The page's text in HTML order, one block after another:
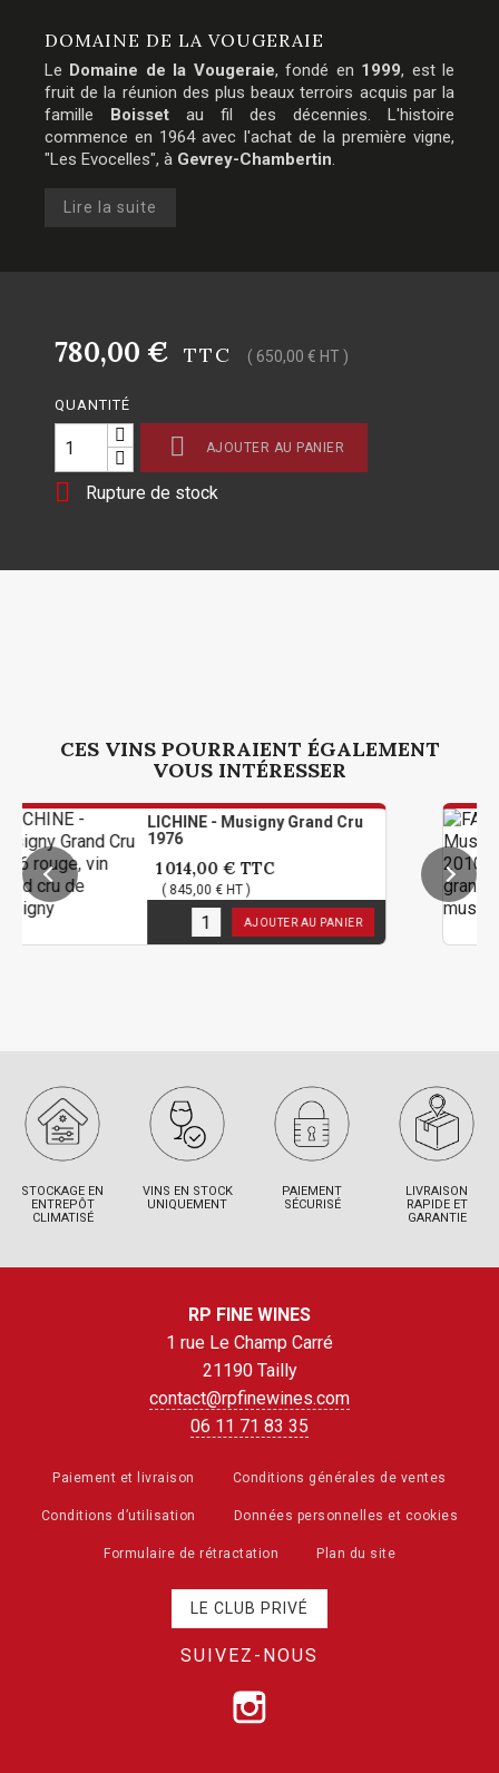
DOMAINE DE LA VOUGERAIE
Le Domaine de la Vougeraie, fondé en 1999, est le
fruit de la réunion des plus beaux terroirs acquis par la
famille Boisset au fil des décennies. L'histoire
commence en 1964 avec l'achat de la première vigne,
"Les Evocelles", à Gevrey-Chambertin.
Lire la suite
780,00 € TTC ( 650,00 € HT )
QUANTITÉ
 AJOUTER AU PANIER
 Rupture de stock
CES VINS POURRAIENT ÉGALEMENT
VOUS INTÉRESSER
LICHINE - Musigny Grand Cru
1976
1 014,00 €
( 845,00 € HT )
1en stock AJOUTER AU PANIER
STOCKAGE EN
ENTREPÔT
CLIMATISÉ
VINS EN STOCK
UNIQUEMENT
PAIEMENT
SÉCURISÉ
LIVRAISON
RAPIDE ET
GARANTIE
RP FINE WINES
1 rue Le Champ Carré
21190 Tailly
contact@rpfinewines.com
06 11 71 83 35
Paiement et livraison Conditions générales de ventes
Conditions d’utilisation Données personnelles et cookies
Formulaire de rétractation Plan du site
LE CLUB PRIVÉ
SUIVEZ-NOUS